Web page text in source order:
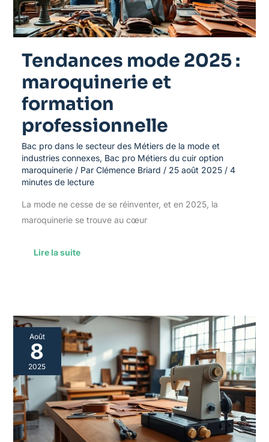
Tendances mode 2025 :
maroquinerie et
formation
professionnelle
Bac pro dans le secteur des Métiers de la mode et
industries connexes, Bac pro Métiers du cuir option
maroquinerie/ Par Clémence Briard / 25 août 2025 / 4
minutes de lecture
La mode ne cesse de se réinventer, et en 2025, la
maroquinerie se trouve au cœur
Lire la suite
Août
8
2025
Équipement
essentiel
pour
le
Bac
métiers
du
cuir
option